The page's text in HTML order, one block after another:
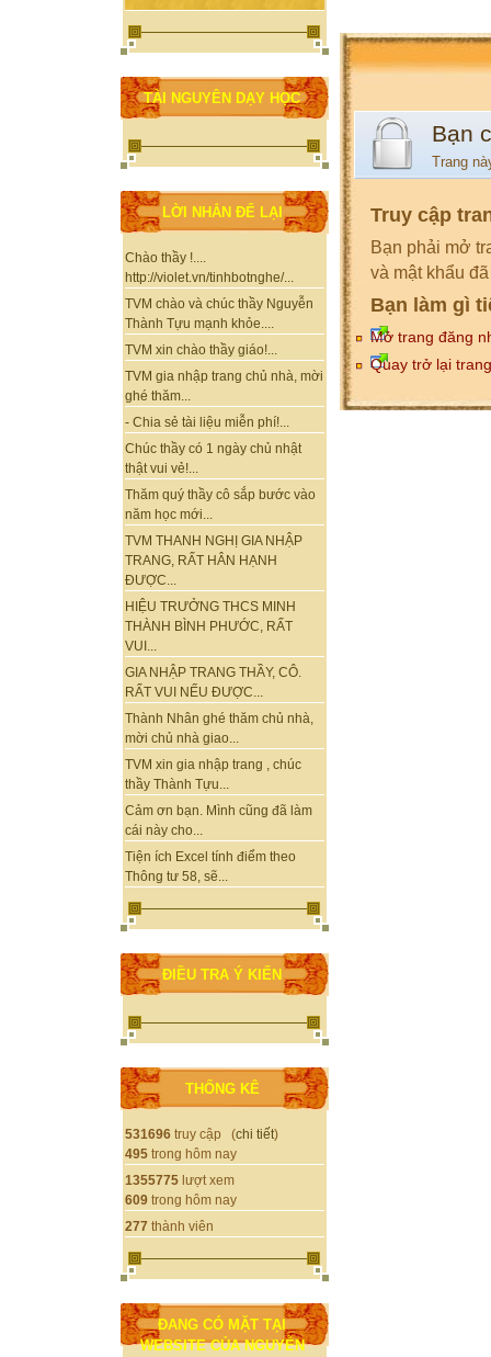
TÀI NGUYÊN DẠY HỌC
LỜI NHẮN ĐỂ LẠI
Chào thầy !....
http://violet.vn/tinhbotnghe/...
TVM chào và chúc thầy Nguyễn
Thành Tựu mạnh khỏe....
TVM xin chào thầy giáo!...
TVM gia nhập trang chủ nhà, mời
ghé thăm...
- Chia sẻ tài liệu miễn phí!...
Chúc thầy có 1 ngày chủ nhật
thật vui vẻ!...
Thăm quý thầy cô sắp bước vào
năm học mới...
TVM THANH NGHỊ GIA NHẬP
TRANG, RẤT HÂN HẠNH
ĐƯỢC...
HIỆU TRƯỞNG THCS MINH
THÀNH BÌNH PHƯỚC, RẤT
VUI...
GIA NHẬP TRANG THẦY, CÔ.
RẤT VUI NẾU ĐƯỢC...
Thành Nhân ghé thăm chủ nhà,
mời chủ nhà giao...
TVM xin gia nhập trang , chúc
thầy Thành Tựu...
Cảm ơn bạn. Mình cũng đã làm
cái này cho...
Tiện ích Excel tính điểm theo
Thông tư 58, sẽ...
ĐIỀU TRA Ý KIẾN
THỐNG KÊ
531696 truy cập (chi tiết)
495 trong hôm nay
1355775 lượt xem
609 trong hôm nay
277 thành viên
ĐANG CÓ MẶT TẠI
WEBSITE CỦA NGUYỄN
Bạn
Trang
Truy cập
Bạn phải mở
và mật khẩu
Bạn làm gì
Mở trang đăng
Quay trở lại